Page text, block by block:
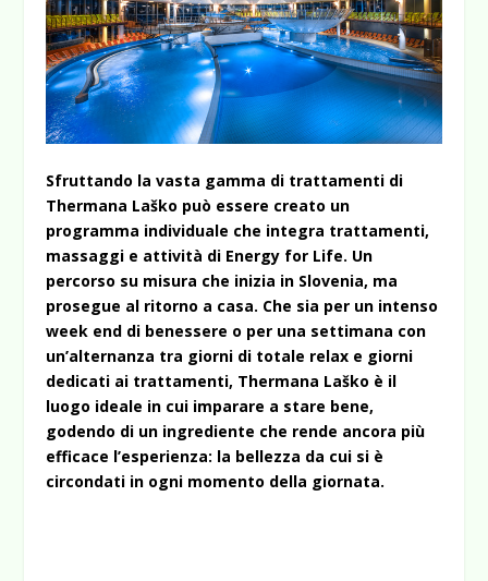
Sfruttando la vasta gamma di trattamenti di
Thermana Laško può essere creato un
programma individuale che integra trattamenti,
massaggi e attività di Energy for Life. Un
percorso su misura che inizia in Slovenia, ma
prosegue al ritorno a casa. Che sia per un intenso
week end di benessere o per una settimana con
un’alternanza tra giorni di totale relax e giorni
dedicati ai trattamenti, Thermana Laško è il
luogo ideale in cui imparare a stare bene,
godendo di un ingrediente che rende ancora più
efficace l’esperienza: la bellezza da cui si è
circondati in ogni momento della giornata.